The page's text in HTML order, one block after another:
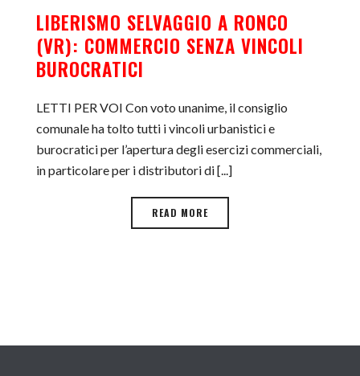
LIBERISMO SELVAGGIO A RONCO
(VR): COMMERCIO SENZA VINCOLI
BUROCRATICI
LETTI PER VOI Con voto unanime, il consiglio
comunale ha tolto tutti i vincoli urbanistici e
burocratici per l’apertura degli esercizi commerciali,
in particolare per i distributori di [...]
READ MORE